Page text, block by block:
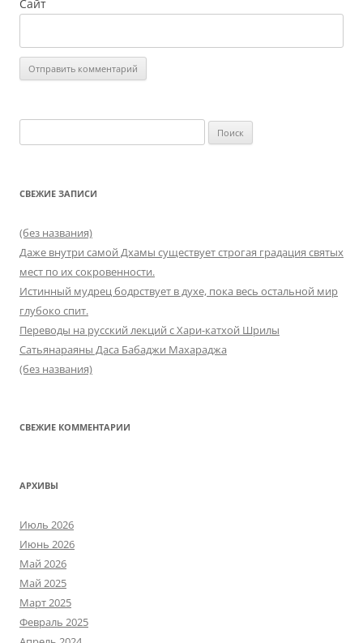
Сайт
СВЕЖИЕ ЗАПИСИ
(без названия)
Даже внутри самой Дхамы существует строгая градация святых
мест по их сокровенности.
Истинный мудрец бодрствует в духе, пока весь остальной мир
глубоко спит.
Переводы на русский лекций с Хари-катхой Шрилы
Сатьянараяны Даса Бабаджи Махараджа
(без названия)
СВЕЖИЕ КОММЕНТАРИИ
АРХИВЫ
Июль 2026
Июнь 2026
Май 2026
Май 2025
Март 2025
Февраль 2025